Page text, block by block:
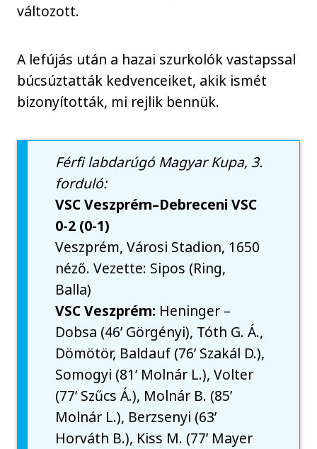
változott.
A lefújás után a hazai szurkolók vastapssal
búcsúztatták kedvenceiket, akik ismét
bizonyították, mi rejlik bennük.
Férfi labdarúgó Magyar Kupa, 3.
forduló:
VSC Veszprém–Debreceni VSC
0-2 (0-1)
Veszprém, Városi Stadion, 1650
néző. Vezette: Sipos (Ring,
Balla)
VSC Veszprém: Heninger –
Dobsa (46’ Görgényi), Tóth G. Á.,
Dömötör, Baldauf (76’ Szakál D.),
Somogyi (81’ Molnár L.), Volter
(77’ Szűcs Á.), Molnár B. (85’
Molnár L.), Berzsenyi (63’
Horváth B.), Kiss M. (77’ Mayer